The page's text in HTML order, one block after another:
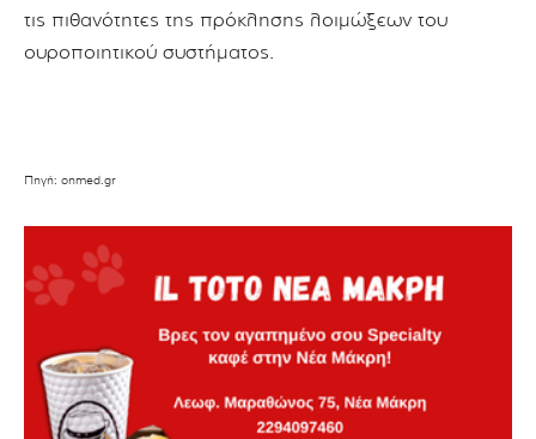
τις πιθανότητες της πρόκλησης λοιμώξεων του
ουροποιητικού συστήματος.
Πηγή: onmed.gr